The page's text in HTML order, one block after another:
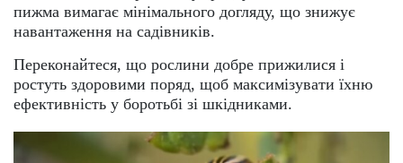
пижма вимагає мінімального догляду, що знижує
навантаження на садівників.
Переконайтеся, що рослини добре прижилися і
ростуть здоровими поряд, щоб максимізувати їхню
ефективність у боротьбі зі шкідниками.